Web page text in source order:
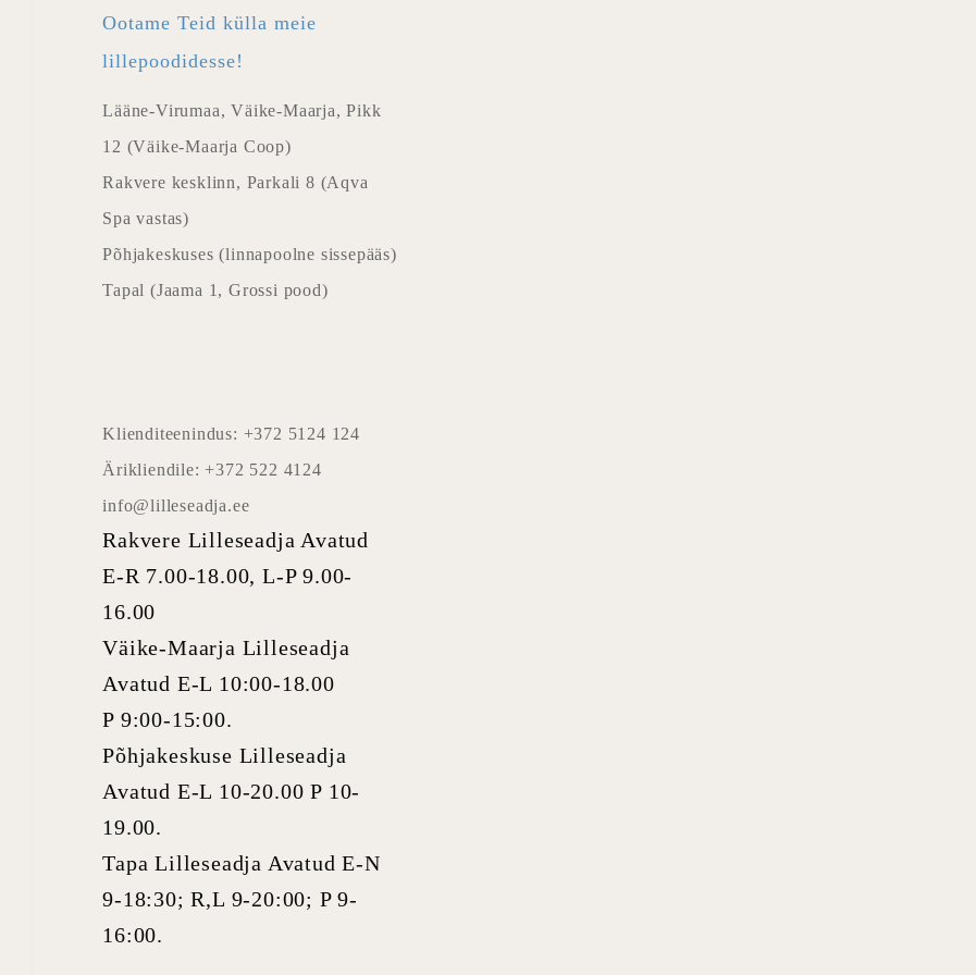
Ootame Teid külla meie
lillepoodidesse!
Lääne-Virumaa, Väike-Maarja, Pikk
12 (Väike-Maarja Coop)
Rakvere kesklinn, Parkali 8 (Aqva
Spa vastas)
Põhjakeskuses (linnapoolne sissepääs)
Tapal (Jaama 1, Grossi pood)
Klienditeenindus: +372 5124 124
Ärikliendile: +372 522 4124
info@lilleseadja.ee
Rakvere Lilleseadja Avatud
E-R 7.00-18.00, L-P 9.00-
16.00
Väike-Maarja Lilleseadja
Avatud E-L 10:00-18.00
P 9:00-15:00.
Põhjakeskuse Lilleseadja
Avatud E-L 10-20.00 P 10-
19.00.
Tapa Lilleseadja Avatud E-N
9-18:30; R,L 9-20:00; P 9-
16:00.